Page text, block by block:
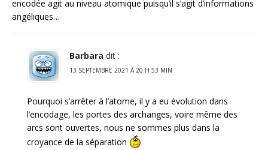
encodée agit au niveau atomique puisqu’il s’agit d’informations
angéliques…
Barbara dit :
13 SEPTEMBRE 2021 À 20 H 53 MIN
Pourquoi s’arrêter à l’atome, il y a eu évolution dans
l’encodage, les portes des archanges, voire même des
arcs sont ouvertes, nous ne sommes plus dans la
croyance de la séparation